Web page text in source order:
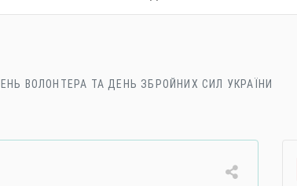
ВОЛОНТЕРА ТА ДЕНЬ ЗБРОЙНИХ СИЛ УКРАЇНИ